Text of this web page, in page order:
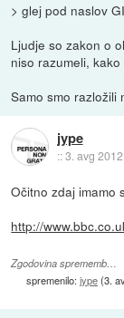
> glej pod naslov
Ljudje so zakon o
niso razumeli,
Samo smo razložili
jype
::3. avg
Očitno zdaj imamo
http://
Zgodovina sprememb…
spremenilo:jype(3.